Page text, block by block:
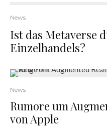
News
Ist das Metaverse
Einzelhandels?
News
Rumore um
von Apple